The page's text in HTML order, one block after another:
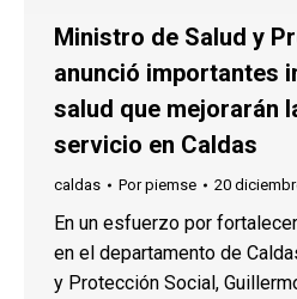
Ministro de Salud y
anunció importantes
salud que mejorarán
servicio en Caldas
caldas Porpiemse 20
En un esfuerzo por
en el departamento de
y Protección Social,